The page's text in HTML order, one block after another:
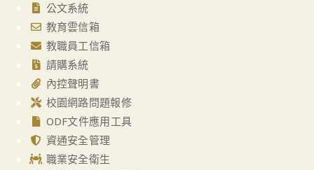
公文系統
教育雲信箱
教職員工信箱
請購系統
內控聲明書
校園網路問題報修
ODF文件應用工具
資通安全管理
職業安全衛生